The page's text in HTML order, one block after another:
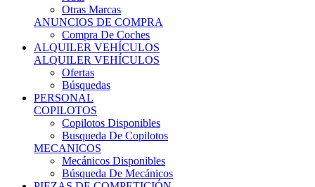
Otras Marcas
ANUNCIOS DE COMPRA
Compra De Coches
ALQUILER VEHÍCULOS
ALQUILER VEHÍCULOS
Ofertas
Búsquedas
PERSONAL
COPILOTOS
Copilotos Disponibles
Busqueda De Copilotos
MECANICOS
Mecánicos Disponibles
Búsqueda De Mecánicos